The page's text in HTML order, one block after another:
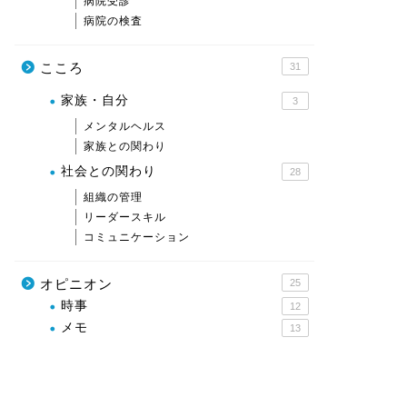
病院の検査
こころ 31
家族・自分 3
メンタルヘルス
家族との関わり
社会との関わり 28
組織の管理
リーダースキル
コミュニケーション
オピニオン 25
時事 12
メモ 13